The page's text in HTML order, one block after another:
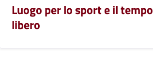
Luogo per lo sport e il tempo
libero